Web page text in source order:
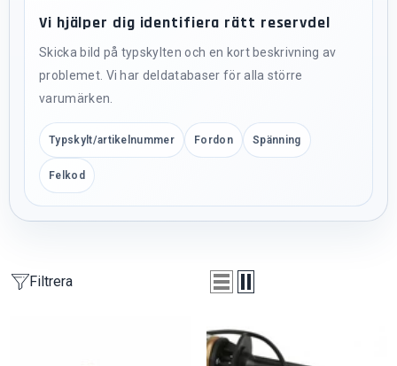
Vi hjälper dig identifiera rätt reservdel
Skicka bild på typskylten och en kort beskrivning av
problemet. Vi har deldatabaser för alla större
varumärken.
Typskylt/artikelnummer Fordon Spänning
Felkod
Filtrera